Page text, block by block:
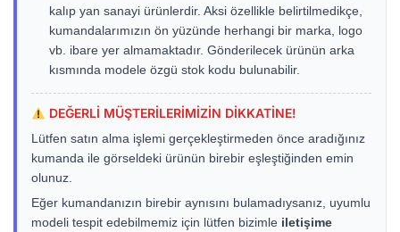
kalıp yan sanayi ürünlerdir. Aksi özellikle belirtilmedikçe,
kumandalarımızın ön yüzünde herhangi bir marka, logo
vb. ibare yer almamaktadır. Gönderilecek ürünün arka
kısmında modele özgü stok kodu bulunabilir.
DEĞERLİ MÜŞTERİLERİMİZİN DİKKATİNE!
Lütfen satın alma işlemi gerçekleştirmeden önce aradığınız
kumanda ile görseldeki ürünün birebir eşleştiğinden emin
olunuz.
Eğer kumandanızın birebir aynısını bulamadıysanız, uyumlu
modeli tespit edebilmemiz için lütfen bizimle iletişime